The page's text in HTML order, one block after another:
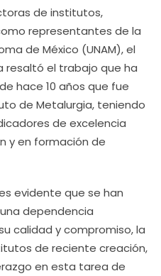
de institutos,
representantes de la
de México (UNAM), el
el trabajo que ha
hace 10 años que fue
de Metalurgia, teniendo
de excelencia
y en formación de
evidente que se han
dependencia
calidad y compromiso, la
de reciente creación,
en esta tarea de